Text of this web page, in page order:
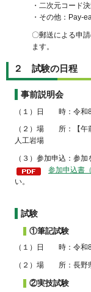
・二次元コード
・その他：Pay-
〇郵送による申請
ます。
２ 試験の日程
事前説明会
（１）日 時：令和
（２）場 所：【午
人工岩場
（３）参加申込：参加
参加申込書
試験
①筆記試験
（１）日 時：令和
（２）場 所：長野
②実技試験